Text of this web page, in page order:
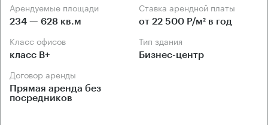
Арендуемые площади
234 — 628 кв.м
Ставка арендной платы
от 22 500 Р/м² в год
Класс офисов
класс B+
Тип здания
Бизнес-центр
Договор аренды
Прямая аренда без
посредников